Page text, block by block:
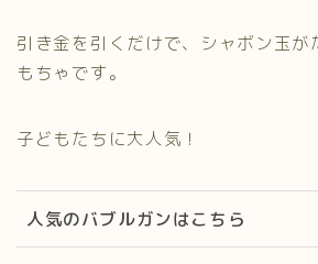
引き金を引くだけで、シャボン玉が
もちゃです。
子どもたちに大人気！
人気のバブルガンはこちら